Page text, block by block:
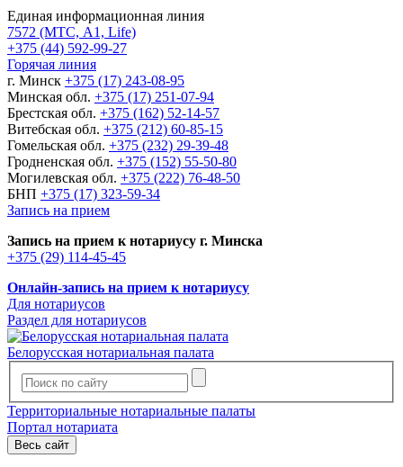
Единая информационная линия
7572 (МТС, A1, Life)
+375 (44) 592-99-27
Горячая линия
г. Минск +375 (17) 243-08-95
Минская обл. +375 (17) 251-07-94
Брестская обл. +375 (162) 52-14-57
Витебская обл. +375 (212) 60-85-15
Гомельская обл. +375 (232) 29-39-48
Гродненская обл. +375 (152) 55-50-80
Могилевская обл. +375 (222) 76-48-50
БНП +375 (17) 323-59-34
Запись на прием
Запись на прием к нотариусу г. Минска
+375 (29) 114-45-45
Онлайн-запись на прием к нотариусу
Для нотариусов
Раздел для нотариусов
Белорусская нотариальная палата
Территориальные нотариальные палаты
Портал нотариата
Весь сайт